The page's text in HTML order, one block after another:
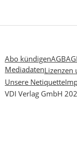
Abo kündigenAGB
MediadatenLizenzen
Unsere Netiquette
VDI Verlag GmbH